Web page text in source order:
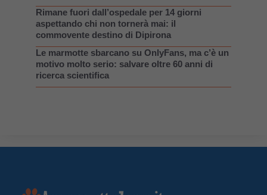
Rimane fuori dall’ospedale per 14 giorni
aspettando chi non tornerà mai: il
commovente destino di Dipirona
Le marmotte sbarcano su OnlyFans, ma c’è un
motivo molto serio: salvare oltre 60 anni di
ricerca scientifica